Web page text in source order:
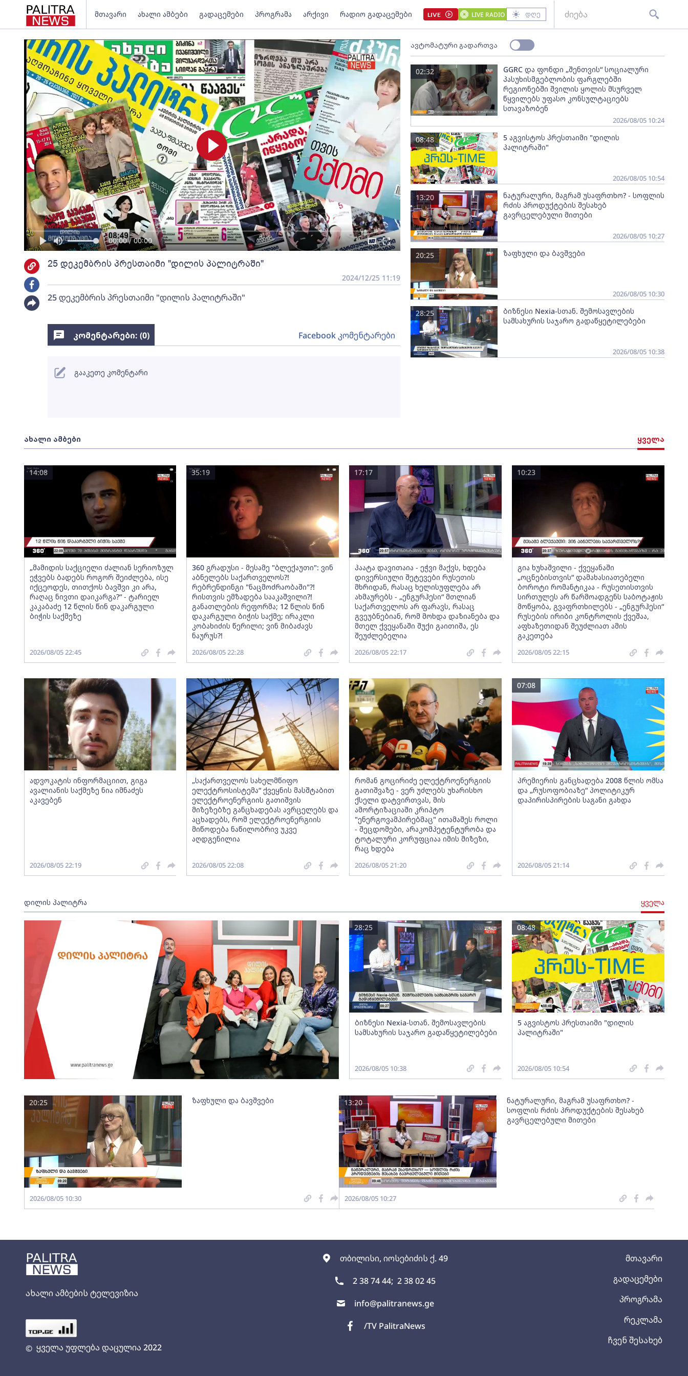
მთავარი ახალი ამბები გადაცემები პროგრამა არქივი რადიო გადაცემები LIVE LIVE RADIO დღე
ახალი ამბების ტელევიზია
© ყველა უფლება დაცულია 2022
თბილისი, იოსებიძის ქ. 49
2 38 74 44; 2 38 02 45
info@palitranews.ge
/TV PalitraNews
მთავარი
გადაცემები
პროგრამა
რეკლამა
ჩვენ შესახებ
00:00 / 00:00
25 დეკემბრის პრესთაიმი "დილის პალიტრაში"
2024/12/25 11:19
25 დეკემბრის პრესთაიმი "დილის პალიტრაში"
ავტომატური გადართვა
GGRC და ფონდი „შენთვის“ სოციალური
პასუხისმგებლობის ფარგლებში
რეგიონებში შვილის ყოლის მსურველ
წყვილებს უფასო კონსულტაციებს
სთავაზობენ
02:32
2026/08/05 10:24
5 აგვისტოს პრესთაიმი "დილის
პალიტრაში"
08:48
2026/08/05 10:54
ნატურალური, მაგრამ უსაფრთხო? - სოფლის
რძის პროდუქტების შესახებ
გავრცელებული მითები
13:20
2026/08/05 10:27
ზაფხული და ბავშვები
20:25
2026/08/05 10:30
ბიზნესი Nexia-სთან. შემოსავლების
სამსახურის საჯარო გადაწყეტილებები
28:25
2026/08/05 10:38
ახალი ამბები ყველა
„მამიდის საქციელი ძალიან სერიოზულ
ეჭვებს ბადებს როგორ შეიძლება, ისე
იქცეოდეს, თითქოს ბავშვი კი არა,
რაღაც ნივთი დაიკარგა?“ - ტარიელ
კაკაბაძე 12 წლის წინ დაკარგული
ბიჭის საქმეზე
14:08
2026/08/05 22:45
360 გრადუსი - მესამე "ბლექაუთი": ვინ
აბნელებს საქართველოს?!
რებრენდინგი "ნაცმოძრაობაში"?!
რისთვის ემზადება სააკაშვილი?!
განათლების რეფორმა; 12 წლის წინ
დაკარგული ბიჭის საქმე; ირაკლი
კობახიძის წერილი; ვინ მიბაძავს
ნაურუს?!
35:19
2026/08/05 22:28
პაატა დავითაია - ეჭვი მაქვს, ხდება
დივერსიული შეტევები რუსეთის
მხრიდან, რასაც ხელისუფლება არ
ახმაურებს - „ენგურჰესი“ მთლიან
საქართველოს არ ფარავს, რასაც
გვეუბნებიან, რომ მოხდა დაზიანება და
მთელ ქვეყანაში შუქი გაითიშა, ეს
შეუძლებელია
17:17
2026/08/05 22:17
გია ხუხაშვილი - ქვეყანაში
„ოცნებისთვის“ დამახასიათებელი
ბოროტი რომანტიკაა - რუსეთისთვის
სირთულეს არ წარმოადგენს საბოტაჟის
მოწყობა, გვაფრთხილებს - „ენგურჰესი“
რუსების ირიბი კონტროლის ქვეშაა,
აფხაზეთიდან შეუძლიათ ამის
გაკეთება
10:23
2026/08/05 22:15
ადვოკატის ინფორმაციით, გიგა
ავალიანის საქმეზე ნია იმნაძეს
აკავებენ
2026/08/05 22:19
„საქართველოს სახელმწიფო
ელექტროსისტემა“ ქვეყნის მასშტაბით
ელექტროენერგიის გათიშვის
მიზეზებზე განცხადებას ავრცელებს და
აცხადებს, რომ ელექტროენერგიის
მიწოდება ნაწილობრივ უკვე
აღდგენილია
2026/08/05 22:08
რომან გოცირიძე ელექტროენერგიის
გათიშვაზე - ვერ უძლებს უხარისხო
ქსელი დატვირთვას, მის
ამორტიზაციაში კრიპტო
"ენერგოვამპირებმაც" ითამაშეს როლი
- შეცდომები, არაკომპეტენტურობა და
ტოტალური კორუფციაა იმის მიზეზი,
რაც ხდება
2026/08/05 21:20
პრემიერის განცხადება 2008 წლის ომსა
და „რუსოფობიაზე“ პოლიტიკურ
დაპირისპირების საგანი გახდა
07:08
2026/08/05 21:14
დილის პალიტრა ყველა
ბიზნესი Nexia-სთან. შემოსავლების
სამსახურის საჯარო გადაწყეტილებები
28:25
2026/08/05 10:38
5 აგვისტოს პრესთაიმი "დილის
პალიტრაში"
08:48
2026/08/05 10:54
ზაფხული და ბავშვები
20:25
2026/08/05 10:30
ნატურალური, მაგრამ უსაფრთხო? -
სოფლის რძის პროდუქტების შესახებ
გავრცელებული მითები
13:20
2026/08/05 10:27
კომენტარები: (0) Facebook კომენტარები
გააკეთე კომენტარი